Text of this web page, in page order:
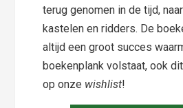
terug genomen in de tijd,
kastelen en ridders. De
altijd een groot succes
boekenplank volstaat, ook
op onze wishlist!